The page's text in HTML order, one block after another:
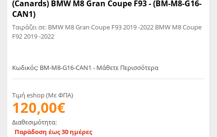
(Canards) BMW M8 Gran Coupe F93 - (BM-M8-G16-
CAN1)
Ταιράζει σε: BMW M8 Gran Coupe F93 2019 -2022 BMW M8 Coupe
F92 2019 -2022
Κωδικός: BM-M8-G16-CAN1 - Μάθετε Περισσότερα
Τιμή eshop (Με ΦΠΑ)
120,00€
Διαθεσιμότητα:
Παράδοση έως 30 ημέρες